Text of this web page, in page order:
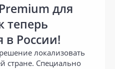
для
теперь
в России!
локализовать
стране. Специально